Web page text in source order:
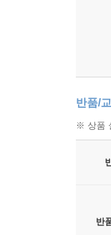
반품/
※ 상품
반